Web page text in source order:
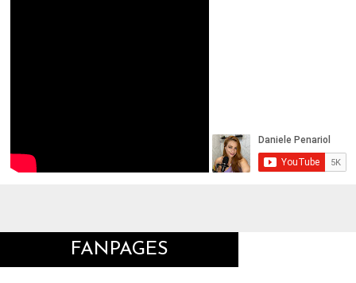
FANPAGES